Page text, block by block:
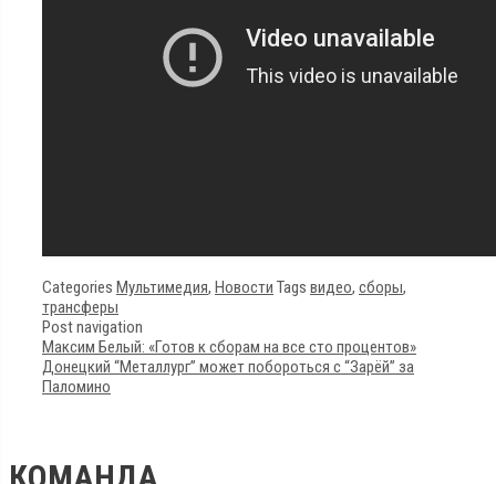
Categories Мультимедия, Новости Tags видео, сборы,
трансферы
Post navigation
Максим Белый: «Готов к сборам на все сто процентов»
Донецкий “Металлург” может побороться с “Зарёй” за
Паломино